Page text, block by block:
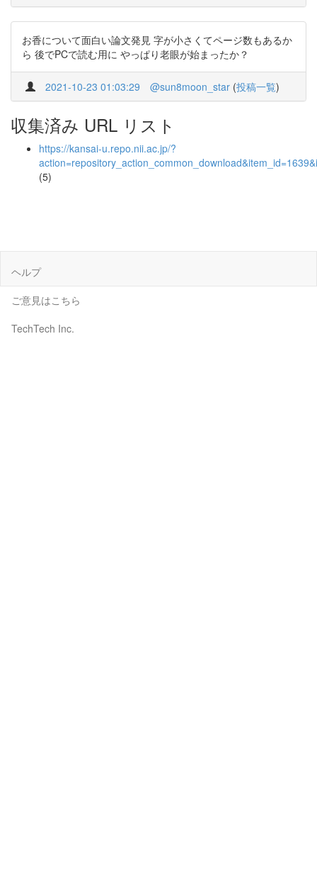
お香について面白い論文発見 字が小さくてページ数もあるか
ら 後でPCで読む用に やっぱり老眼が始まったか？
2021-10-23 01:03:29 @sun8moon_star (投稿一覧)
収集済み URL リスト
https://kansai-u.repo.nii.ac.jp/?
(5)
ヘルプ
ご意見はこちら
TechTech Inc.